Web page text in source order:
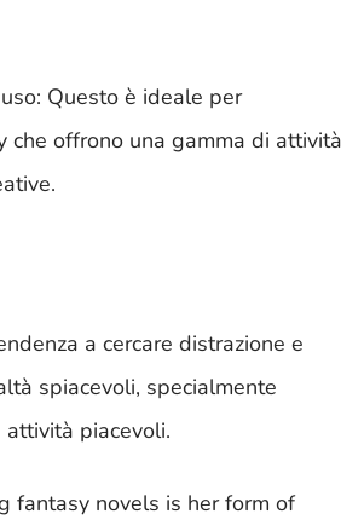
Questo è ideale per
che offrono una gamma di attività
a cercare distrazione e
spiacevoli, specialmente
piacevoli.
fantasy novels is her form of